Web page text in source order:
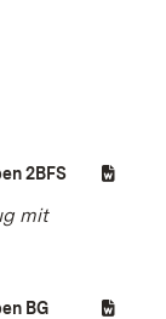
2BFS(Öffnet in
mit
BG